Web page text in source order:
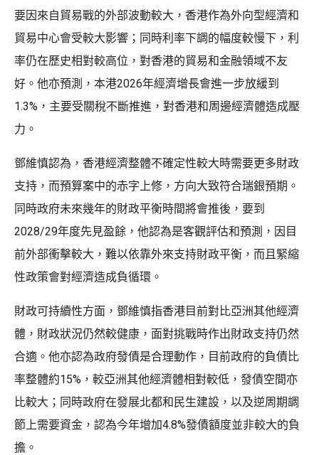
要因來自貿易戰的外部波動較大，香港作為外向型經濟和
貿易中心會受較大影響；同時利率下調的幅度較慢下，利
率仍在歷史相對較高位，對香港的貿易和金融領域不友
好。他亦預測，本港2026年經濟增長會進一步放緩到
1.3%，主要受關稅不斷推進，對香港和周邊經濟體造成壓
力。
鄧維慎認為，香港經濟整體不確定性較大時需要更多財政
支持，而預算案中的赤字上修，方向大致符合瑞銀預期。
同時政府未來幾年的財政平衡時間將會推後，要到
2028/29年度先見盈餘，他認為是客觀評估和預測，因目
前外部衝擊較大，難以依靠外來支持財政平衡，而且緊縮
性政策會對經濟造成負循環。
財政可持續性方面，鄧維慎指香港目前對比亞洲其他經濟
體，財政狀況仍然較健康，面對挑戰時作出財政支持仍然
合適。他亦認為政府發債是合理動作，目前政府的負債比
率整體約15%，較亞洲其他經濟體相對較低，發債空間亦
比較大；同時政府在發展北都和民生建設，以及逆周期調
節上需要資金，認為今年增加4.8%發債額度並非較大的負
擔。